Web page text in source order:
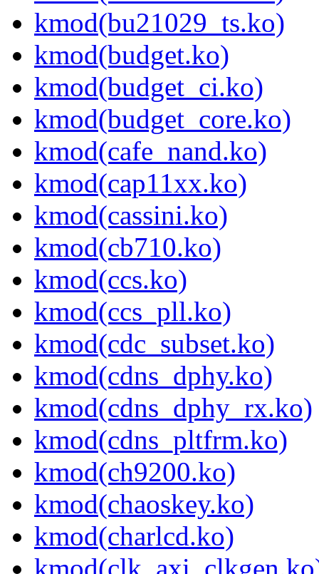
kmod(bu21029_ts.ko)
kmod(budget.ko)
kmod(budget_ci.ko)
kmod(budget_core.ko)
kmod(cafe_nand.ko)
kmod(cap11xx.ko)
kmod(cassini.ko)
kmod(cb710.ko)
kmod(ccs.ko)
kmod(ccs_pll.ko)
kmod(cdc_subset.ko)
kmod(cdns_dphy.ko)
kmod(cdns_dphy_rx.ko)
kmod(cdns_pltfrm.ko)
kmod(ch9200.ko)
kmod(chaoskey.ko)
kmod(charlcd.ko)